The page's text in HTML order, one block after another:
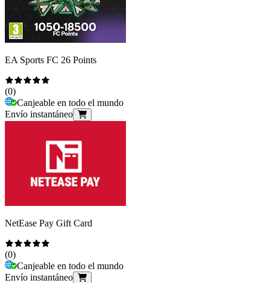
EA Sports FC 26 Points
(0)
Canjeable en todo el mundo
Envío instantáneo
NetEase Pay Gift Card
(0)
Canjeable en todo el mundo
Envío instantáneo